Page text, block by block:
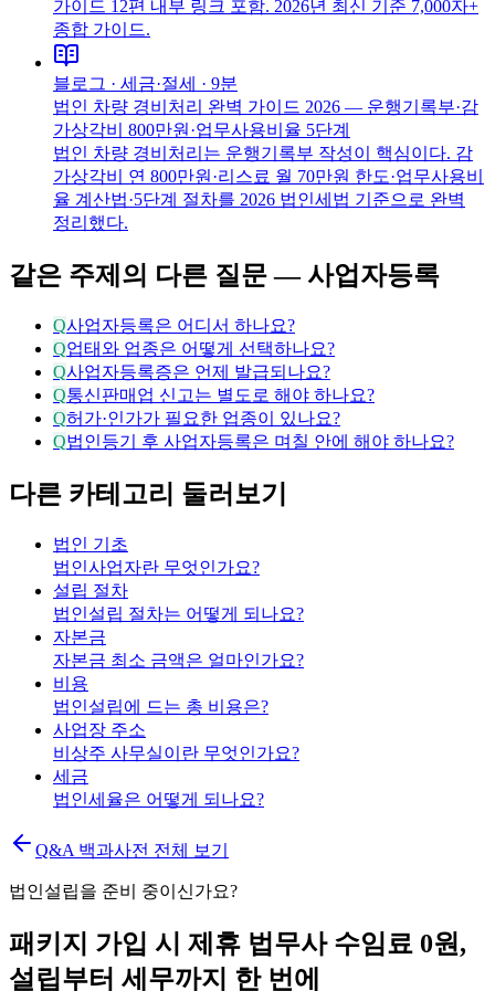
가이드 12편 내부 링크 포함. 2026년 최신 기준 7,000자+
종합 가이드.
블로그 · 세금·절세 · 9분
법인 차량 경비처리 완벽 가이드 2026 — 운행기록부·감
가상각비 800만원·업무사용비율 5단계
법인 차량 경비처리는 운행기록부 작성이 핵심이다. 감
가상각비 연 800만원·리스료 월 70만원 한도·업무사용비
율 계산법·5단계 절차를 2026 법인세법 기준으로 완벽
정리했다.
같은 주제의 다른 질문 —사업자등록
Q사업자등록은 어디서 하나요?
Q업태와 업종은 어떻게 선택하나요?
Q사업자등록증은 언제 발급되나요?
Q통신판매업 신고는 별도로 해야 하나요?
Q허가·인가가 필요한 업종이 있나요?
Q법인등기 후 사업자등록은 며칠 안에 해야 하나요?
다른 카테고리 둘러보기
법인 기초
법인사업자란 무엇인가요?
설립 절차
법인설립 절차는 어떻게 되나요?
자본금
자본금 최소 금액은 얼마인가요?
비용
법인설립에 드는 총 비용은?
사업장 주소
비상주 사무실이란 무엇인가요?
세금
법인세율은 어떻게 되나요?
Q&A 백과사전 전체 보기
법인설립을 준비 중이신가요?
패키지 가입 시 제휴 법무사 수임료 0원,
설립부터 세무까지 한 번에